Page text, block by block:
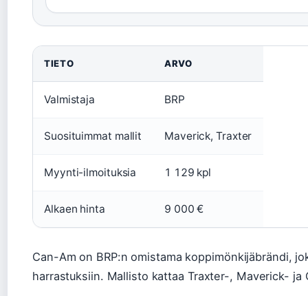
TIETO ARVO
Valmistaja BRP
Suosituimmat mallit Maverick, Traxter
Myynti-ilmoituksia 1 129 kpl
Alkaen hinta 9 000 €
Can-Am on BRP:n omistama koppimönkijäbrändi,
harrastuksiin. Mallisto kattaa Traxter-, Maverick- ja